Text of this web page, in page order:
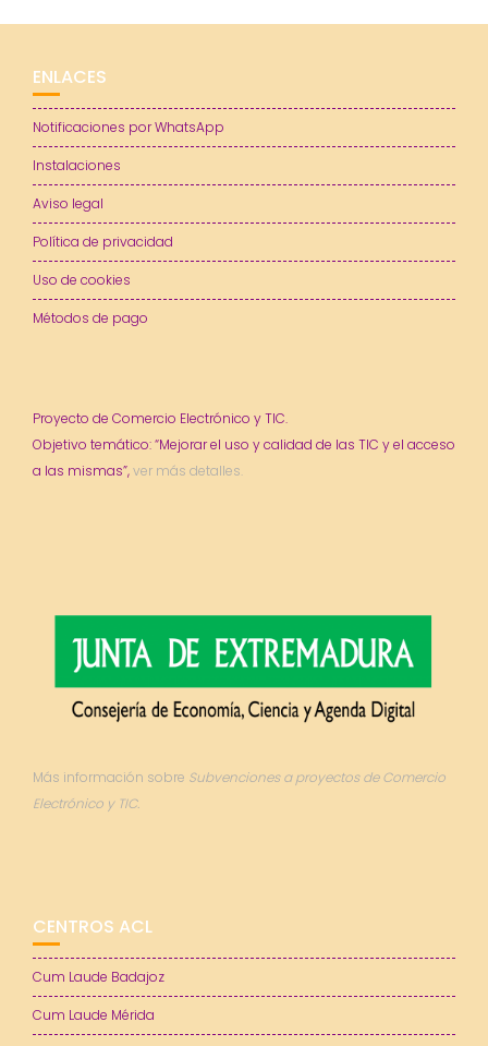
ENLACES
Notificaciones por WhatsApp
Instalaciones
Aviso legal
Política de privacidad
Uso de cookies
Métodos de pago
Proyecto de Comercio Electrónico y TIC.
Objetivo temático: “Mejorar el uso y calidad de las TIC y el acceso
a las mismas”,ver más detalles.
Más información sobre Subvenciones a proyectos de Comercio
Electrónico y TIC.
CENTROS ACL
Cum Laude Badajoz
Cum Laude Mérida